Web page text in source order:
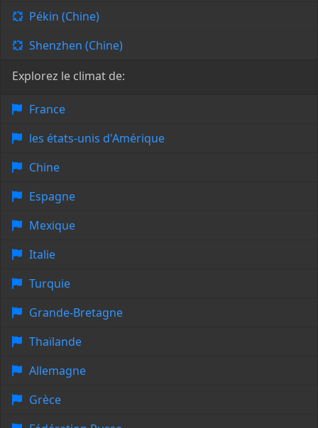
Pékin (Chine)
Shenzhen (Chine)
Explorez le climat de:
France
les états-unis d'Amérique
Chine
Espagne
Mexique
Italie
Turquie
Grande-Bretagne
Thaïlande
Allemagne
Grèce